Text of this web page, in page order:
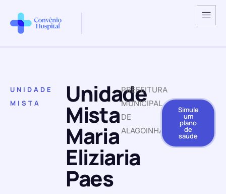
UNIDADE
MISTA
Unidade
Mista
Maria
Eliziaria
Paes
PREFEITURA
MUNICIPAL
DE
ALAGOINHA
Simule
um
plano
de
saúde